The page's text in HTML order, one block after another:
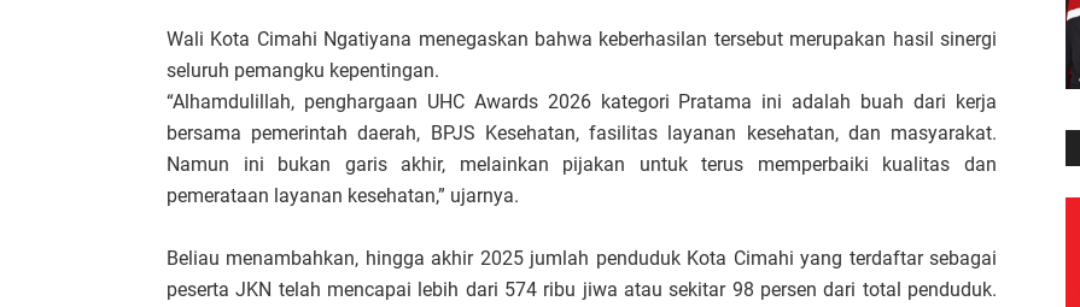
Wali Kota Cimahi Ngatiyana menegaskan bahwa keberhasilan tersebut merupakan hasil sinergi
seluruh pemangku kepentingan.
“Alhamdulillah, penghargaan UHC Awards 2026 kategori Pratama ini adalah buah dari kerja
bersama pemerintah daerah, BPJS Kesehatan, fasilitas layanan kesehatan, dan masyarakat.
Namun ini bukan garis akhir, melainkan pijakan untuk terus memperbaiki kualitas dan
pemerataan layanan kesehatan,” ujarnya.
Beliau menambahkan, hingga akhir 2025 jumlah penduduk Kota Cimahi yang terdaftar sebagai
peserta JKN telah mencapai lebih dari 574 ribu jiwa atau sekitar 98 persen dari total penduduk.